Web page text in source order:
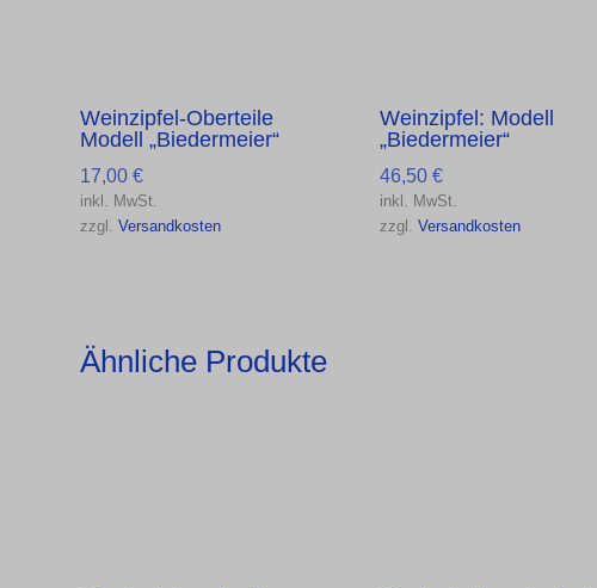
Weinzipfel-Oberteile
Modell „Biedermeier“
17,00 €
inkl. MwSt.
zzgl. Versandkosten
Weinzipfel: Modell
„Biedermeier“
46,50€
inkl. MwSt.
zzgl.Versandkosten
Ähnliche Produkte